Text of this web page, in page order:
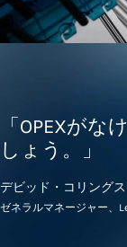
「OPEXが
しょう。」
デビッド・コリングス
ゼネラルマネージャー、